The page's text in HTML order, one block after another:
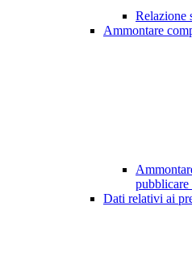
Relazione
Ammontare
Dati relativi ai